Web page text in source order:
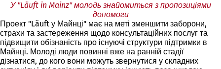
У "Läuft in Mainz" молодь знайомиться з пропозиціями
допомоги
Проект "Läuft у Майнці" має на меті зменшити заборони,
страхи та застереження щодо консультаційних послуг та
підвищити обізнаність про існуючі структури підтримки в
Майнці. Молоді люди повинні вже на ранній стадії
дізнатися, до кого вони можуть звернутися у складних